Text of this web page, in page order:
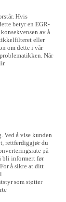
Hvis
betyr en EGR-
av å
eller
om dette i vår
Når
Ved å vise kunden
rettferdiggjør du
på
bli informert før
å sikre at ditt
som støtter